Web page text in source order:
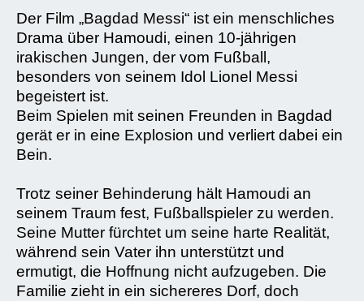
Der Film „Bagdad Messi“ ist ein menschliches
Drama über Hamoudi, einen 10-jährigen
irakischen Jungen, der vom Fußball,
besonders von seinem Idol Lionel Messi
begeistert ist.
Beim Spielen mit seinen Freunden in Bagdad
gerät er in eine Explosion und verliert dabei ein
Bein.
Trotz seiner Behinderung hält Hamoudi an
seinem Traum fest, Fußballspieler zu werden.
Seine Mutter fürchtet um seine harte Realität,
während sein Vater ihn unterstützt und
ermutigt, die Hoffnung nicht aufzugeben. Die
Familie zieht in ein sichereres Dorf, doch